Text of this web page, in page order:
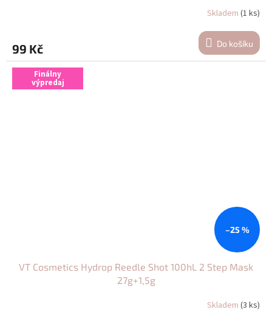
Skladem (1 ks)
99 Kč Do košíku
Finálny
výpredaj
–25 %
VT Cosmetics Hydrop Reedle Shot 100hL 2 Step Mask
27g+1,5g
Skladem (3 ks)